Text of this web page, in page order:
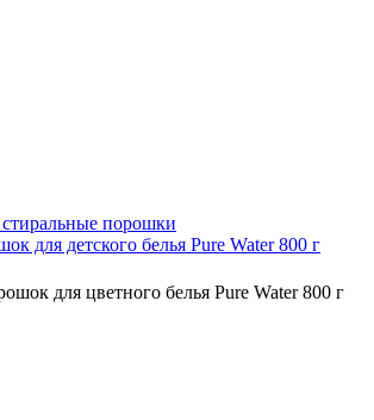
порошки
для детского белья Pure Water 800 г